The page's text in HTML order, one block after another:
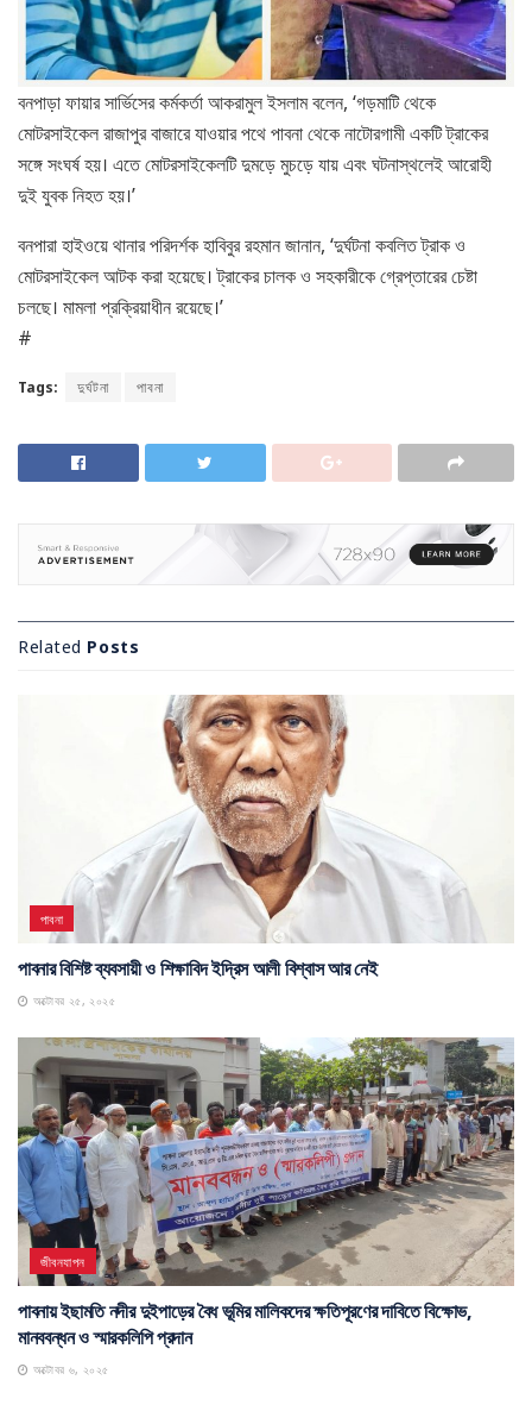
বনপাড়া ফায়ার সার্ভিসের কর্মকর্তা আকরামুল ইসলাম বলেন, ‘গড়মাটি থেকে
মোটরসাইকেল রাজাপুর বাজারে যাওয়ার পথে পাবনা থেকে নাটোরগামী একটি ট্রাকের
সঙ্গে সংঘর্ষ হয়। এতে মোটরসাইকেলটি দুমড়ে মুচড়ে যায় এবং ঘটনাস্থলেই আরোহী
দুই যুবক নিহত হয়।’
বনপারা হাইওয়ে থানার পরিদর্শক হাবিবুর রহমান জানান, ‘দুর্ঘটনা কবলিত ট্রাক ও
মোটরসাইকেল আটক করা হয়েছে। ট্রাকের চালক ও সহকারীকে গ্রেপ্তারের চেষ্টা
চলছে। মামলা প্রক্রিয়াধীন রয়েছে।’
#
Tags: দুর্ঘটনা পাবনা
Related Posts
পাবনা
পাবনার বিশিষ্ট ব্যবসায়ী ও শিক্ষাবিদ ইদ্রিস আলী বিশ্বাস আর নেই
অক্টোবর ২৫, ২০২৫
জীবনযাপন
পাবনায় ইছামতি নদীর দুইপাড়ের বৈধ ভূমির মালিকদের ক্ষতিপূরণের দাবিতে বিক্ষোভ,
মানববন্ধন ও স্মারকলিপি প্রদান
অক্টোবর ৬, ২০২৫